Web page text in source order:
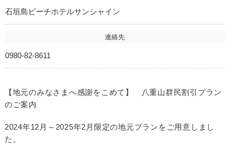
石垣島ビーチホテルサンシャイン
連絡先
0980-82-8611
【地元のみなさまへ感謝をこめて】 八重山群民割引プラン
のご案内
2024年12月～2025年2月限定の地元プランをご用意しまし
た。